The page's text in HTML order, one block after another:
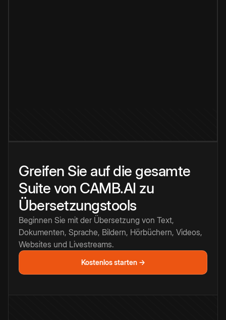
Greifen Sie auf die gesamte
Suite von CAMB.AI zu
Übersetzungstools
Beginnen Sie mit der Übersetzung von Text,
Dokumenten, Sprache, Bildern, Hörbüchern, Videos,
Websites und Livestreams.
Kostenlos starten →